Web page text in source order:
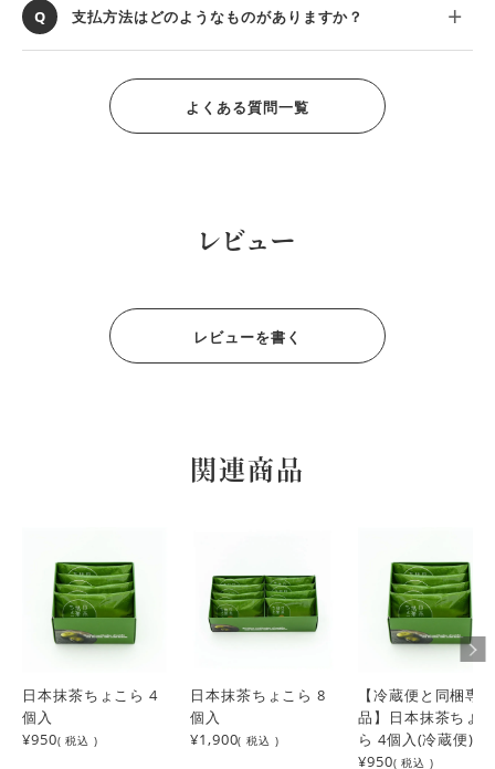
支払方法はどのようなものがありますか？
よくある質問一覧
レビュー
レビューを書く
関連商品
日本抹茶ちょこら 4
個入
¥950( 税込 )
日本抹茶ちょこら 8
個入
¥1,900( 税込 )
【冷蔵便と同梱専
品】日本抹茶ちょ
ら 4個入(冷蔵便)
¥950( 税込 )